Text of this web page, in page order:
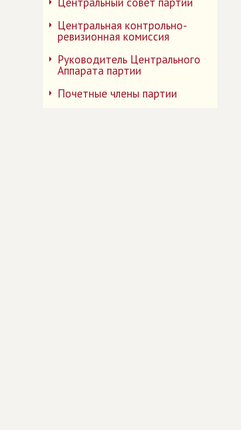
Центральная контрольно-
ревизионная комиссия
Руководитель Центрального
Аппарата партии
Почетные члены партии